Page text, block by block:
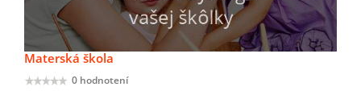
Materská škola
0 hodnotení